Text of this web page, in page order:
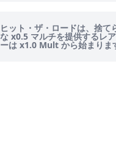
ヒット・ザ・ロードは、捨
な x0.5 マルチを提供するレ
ーは x1.0 Mult から始まりま
了時にリ...